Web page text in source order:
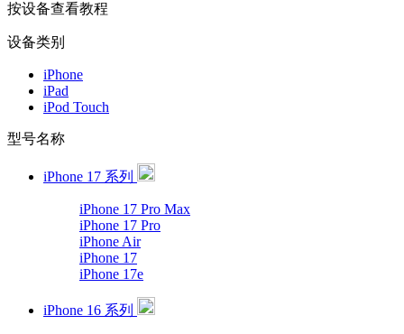
按设备查看教程
设备类别
iPhone
iPad
iPod Touch
型号名称
iPhone 17 系列
iPhone 17 Pro Max
iPhone 17 Pro
iPhone Air
iPhone 17
iPhone 17e
iPhone 16 系列